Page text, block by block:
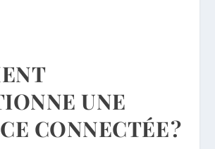
UNE
CONNECTÉE ?